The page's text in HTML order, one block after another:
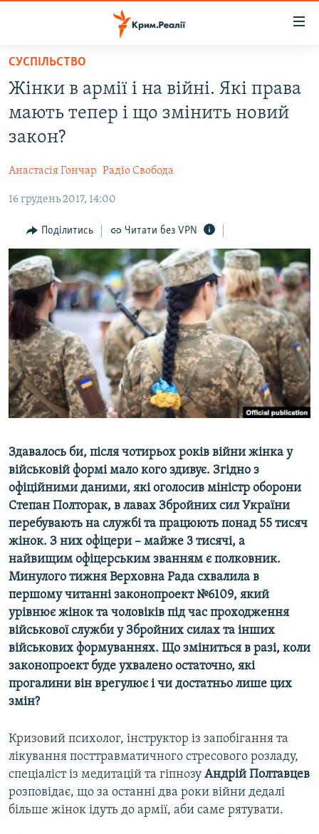
Перейти
основного
матеріалу
до
основної
Перейти
пошуку
ВІДЕО ТА ФОТО
БЛОГИ
ПОГЛЯД
ІНТЕРВ'Ю
ВСЕ ЗА ДЕНЬ
СПЕЦПРОЕКТИ
ДЕПОРТАЦІЯ
ВІДЕОУРОКИ «ELIFBE»
СВІДЧЕННЯ ОКУПАЦІЇ
УКРАЇНСЬКА ПРОБЛЕМА КРИМУ
ІНФОГРАФІКА
ЯК ОБІЙТИ БЛОКУВАННЯ
Русский
Qırımtatar
ДОЛУЧАЙСЯ!
Усі сайти RFE/RL
СУСПІЛЬСТВО
Жінки в армії і на війні. Які права
мають тепер і що змінить новий
закон?
Анастасія Гончар Радіо Свобода
16 грудень 2017, 14:00
Поділитись Читати без VPN
Здавалось би, після чотирьох років війни жінка у
військовій формі мало кого здивує. Згідно з
офіційними даними, які оголосив міністр оборони
Степан Полторак, в лавах Збройних сил України
перебувають на службі та працюють понад 55 тисяч
жінок. З них офіцери –​ майже 3 тисячі, а
найвищим офіцерським званням є полковник.
Минулого тижня Верховна Рада схвалила в
першому читанні законопроект №6109, який
урівнює жінок та чоловіків під час проходження
військової служби у Збройних силах та інших
військових формуваннях. Що зміниться в разі, коли
законопроект буде ухвалено остаточно, які
прогалини він врегулює і чи достатньо лише цих
змін?
Кризовий психолог, інструктор із запобігання та
лікування посттравматичного стресового розладу,
спеціаліст із медитацій та гіпнозу Андрій Полтавцев
розповідає, що за останні два роки війни дедалі
більше жінок ідуть до армії, аби саме рятувати.